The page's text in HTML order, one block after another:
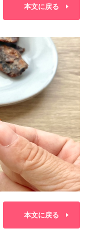
本文に戻る
本文に戻る